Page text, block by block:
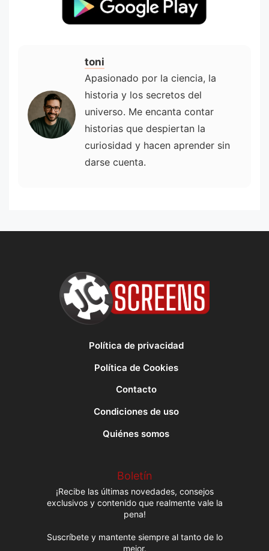
toni
Apasionado por la ciencia, la
historia y los secretos del
universo. Me encanta contar
historias que despiertan la
curiosidad y hacen aprender sin
darse cuenta.
Política de privacidad
Política de Cookies
Contacto
Condiciones de uso
Quiénes somos
Boletín
¡Recibe las últimas novedades, consejos
exclusivos y contenido que realmente vale la
pena!
Suscríbete y mantente siempre al tanto de lo
mejor.